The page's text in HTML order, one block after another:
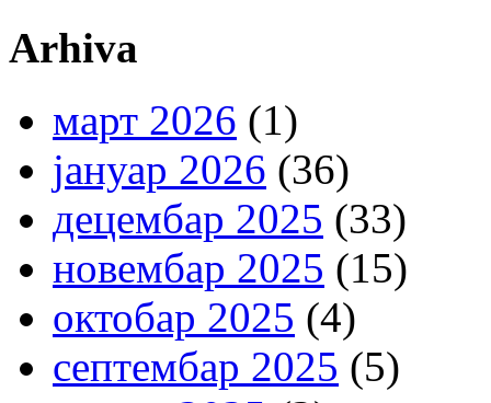
Arhiva
март 2026 (1)
јануар 2026 (36)
децембар 2025 (33)
новембар 2025 (15)
октобар 2025 (4)
септембар 2025 (5)